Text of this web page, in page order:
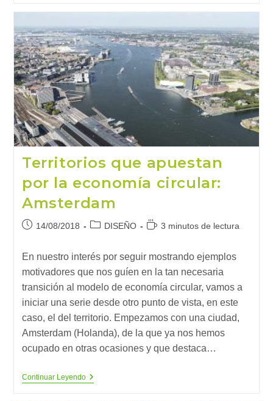
A
Las
Casas
Prefabricadas
De
Hormigón
Territorios que apuestan
por la economía circular:
Amsterdam
Publicación
la
entrada:
14/08/2018
Categoría
la
entrada:
DISEÑO
Tiempo3 minutos de lectura
En nuestro interés por seguir mostrando ejemplos
motivadores que nos guíen en la tan necesaria
transición al modelo de economía circular, vamos a
iniciar una serie desde otro punto de vista, en este
caso, el del territorio. Empezamos con una ciudad,
Amsterdam (Holanda), de la que ya nos hemos
ocupado en otras ocasiones y que destaca…
Continuar LeyendoTerritorios